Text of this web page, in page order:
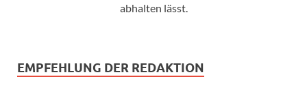
abhalten lässt.
EMPFEHLUNG DER REDAKTION